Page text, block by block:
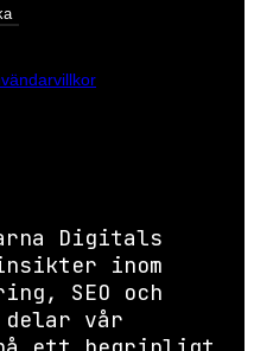
Digitals
inom
SEO och
vår